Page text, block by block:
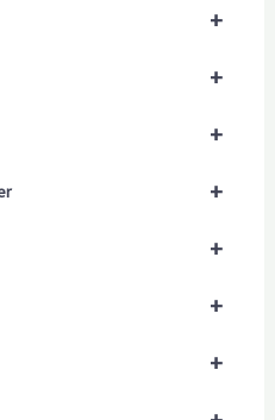
+
+
+
+
+
+
+